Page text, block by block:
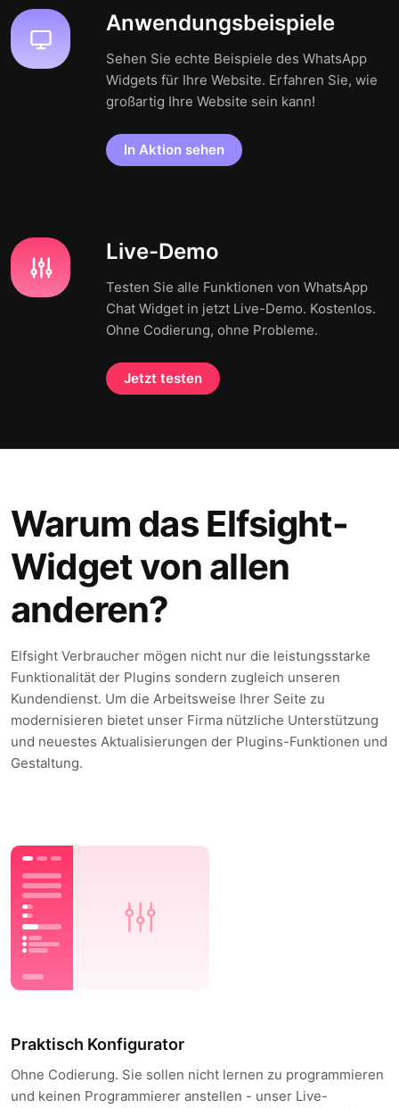
Anwendungsbeispiele
Sehen Sie echte Beispiele des WhatsApp
Widgets für Ihre Website. Erfahren Sie, wie
großartig Ihre Website sein kann!
In Aktion sehen
Live-Demo
Testen Sie alle Funktionen von WhatsApp
Chat Widget in jetzt Live-Demo. Kostenlos.
Ohne Codierung, ohne Probleme.
Jetzt testen
Warum das Elfsight-
Widget von allen
anderen?
Elfsight Verbraucher mögen nicht nur die leistungsstarke
Funktionalität der Plugins sondern zugleich unseren
Kundendienst. Um die Arbeitsweise Ihrer Seite zu
modernisieren bietet unser Firma nützliche Unterstützung
und neuestes Aktualisierungen der Plugins-Funktionen und
Gestaltung.
Praktisch Konfigurator
Ohne Codierung. Sie sollen nicht lernen zu programmieren
und keinen Programmierer anstellen - unser Live-